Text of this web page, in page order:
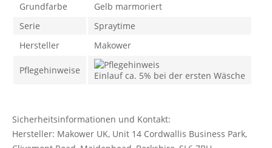
Grundfarbe
Gelb marmoriert
Serie
Spraytime
Hersteller
Makower
Pflegehinweise Einlauf ca. 5% bei der ersten Wäsche
Sicherheitsinformationen und Kontakt:
Hersteller: Makower UK, Unit 14 Cordwallis Business Park,